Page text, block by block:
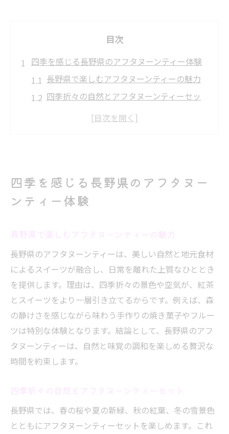
目次
四季を感じる長野県のアフタヌーンティー体験
長野県で楽しむアフタヌーンティーの魅力
四季折々の自然とアフタヌーンティーセッ
自然と調和するアフタヌーンティーの楽し
長野県の旬素材を使ったアフタヌーンティ
ー
松本で味わうアフタヌーンティーの魅力
限定スイーツで楽しむアフタヌーンティー
体験
アフタヌーンティーで感じる長野県の季節
感
アフタヌーンティー好き注目の映えスポット特
集
四季を感じる長野県のアフタヌー
ンティー体験
長野県のアフタヌーンティーは、美しい自然と地元食材
によるスイーツが融合し、日常を離れた上質なひととき
を提供します。理由は、四季折々の景色や空気が、紅茶
とスイーツをより一層引き立てるからです。例えば、森
の静けさを感じながら味わう手作りの焼き菓子やフルー
ツは特別な体験となります。結論として、長野県のアフ
タヌーンティーは、自然と味覚の調和を楽しめる贅沢な
時間を約束します。
長野県では、春の桜や夏の新緑、秋の紅葉、冬の雪景色
とともにアフタヌーンティーセットを楽しめます。これ